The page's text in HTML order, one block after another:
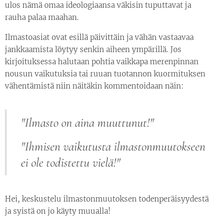
ulos nämä omaa ideologiaansa väkisin tuputtavat ja
rauha palaa maahan.
Ilmastoasiat ovat esillä päivittäin ja vähän vastaavaa
jankkaamista löytyy senkin aiheen ympärillä. Jos
kirjoituksessa halutaan pohtia vaikkapa merenpinnan
nousun vaikutuksia tai ruuan tuotannon kuormituksen
vähentämistä niin näitäkin kommentoidaan näin:
"Ilmasto on aina muuttunut!"
"Ihmisen vaikutusta ilmastonmuutokseen
ei ole todistettu vielä!"
Hei, keskustelu ilmastonmuutoksen todenperäisyydestä
ja syistä on jo käyty muualla!